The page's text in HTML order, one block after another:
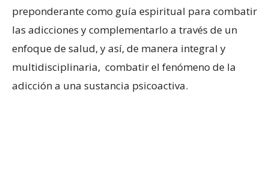
preponderante como guía espiritual para combatir
las adicciones y complementarlo a través de un
enfoque de salud, y así, de manera integral y
multidisciplinaria, combatir el fenómeno de la
adicción a una sustancia psicoactiva.